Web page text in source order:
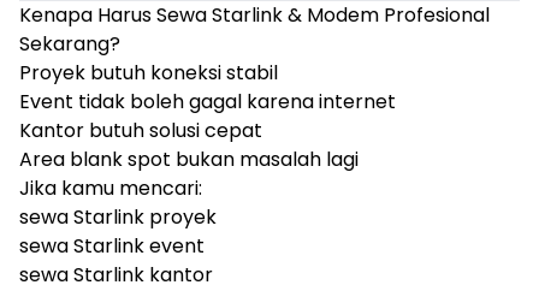
Kenapa Harus Sewa Starlink & Modem Profesional
Sekarang?
Proyek butuh koneksi stabil
Event tidak boleh gagal karena internet
Kantor butuh solusi cepat
Area blank spot bukan masalah lagi
Jika kamu mencari:
sewa Starlink proyek
sewa Starlink event
sewa Starlink kantor